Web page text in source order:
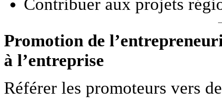
Contribuer aux projets
Promotion de
à l’entreprise
Référer les promoteurs vers